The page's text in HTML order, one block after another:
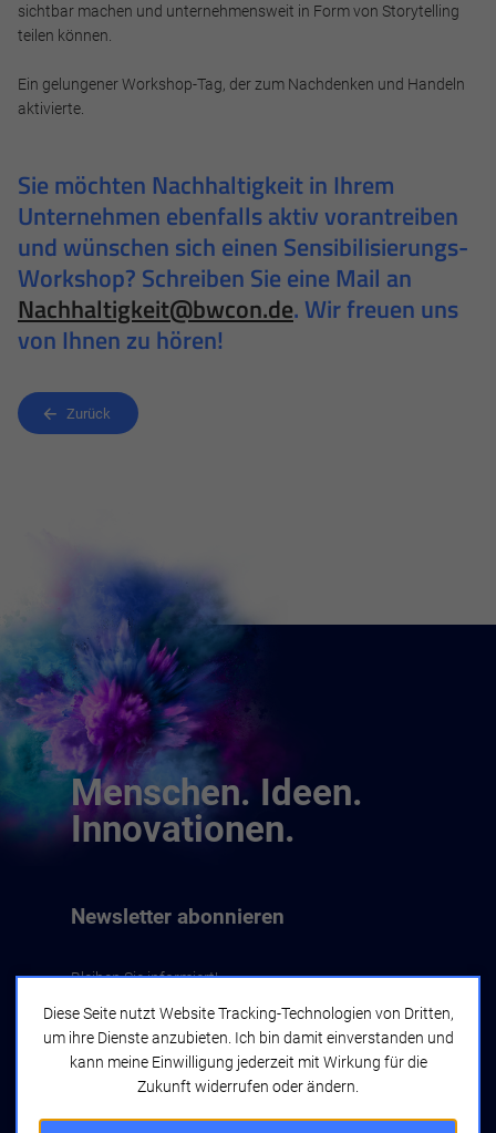
sichtbar machen und unternehmensweit in Form von Storytelling
teilen können.
Ein gelungener Workshop-Tag, der zum Nachdenken und Handeln
aktivierte.
Sie möchten Nachhaltigkeit in Ihrem
Unternehmen ebenfalls aktiv vorantreiben
und wünschen sich einen Sensibilisierungs-
Workshop? Schreiben Sie eine Mail an
Nachhaltigkeit@bwcon.de. Wir freuen uns
von Ihnen zu hören!
Zurück
Menschen. Ideen.
Innovationen.
Newsletter abonnieren
Bleiben Sie informiert!
Jetzt abonnieren
Diese Seite nutzt Website Tracking-Technologien von Dritten,
um ihre Dienste anzubieten. Ich bin damit einverstanden und
kann meine Einwilligung jederzeit mit Wirkung für die
Zukunft widerrufen oder ändern.